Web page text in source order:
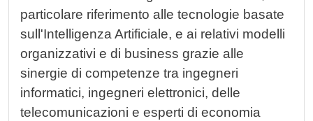
particolare riferimento alle tecnologie basate
sull'Intelligenza Artificiale, e ai relativi modelli
organizzativi e di business grazie alle
sinergie di competenze tra ingegneri
informatici, ingegneri elettronici, delle
telecomunicazioni e esperti di economia